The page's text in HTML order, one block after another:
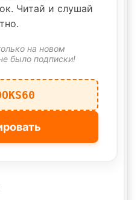
Читай и слушай
на новом
было подписки!